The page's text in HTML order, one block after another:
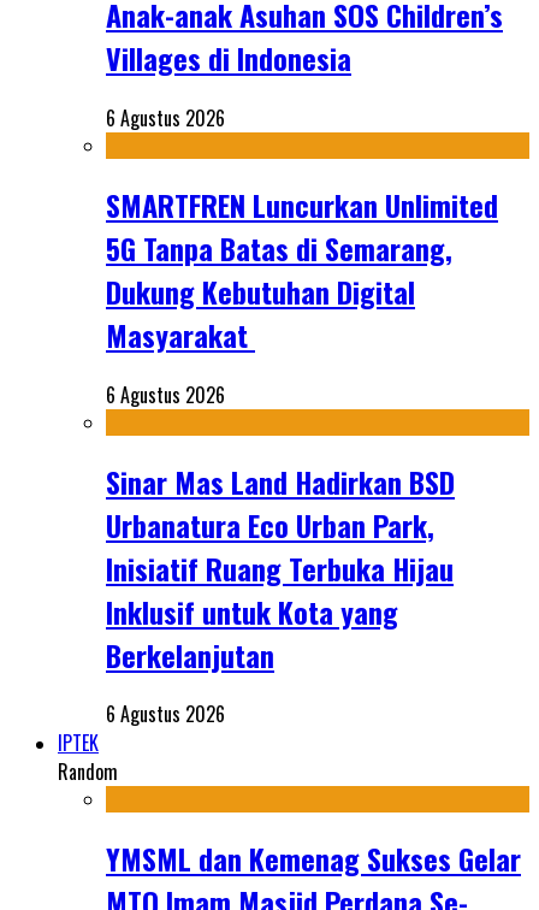
Anak-anak Asuhan SOS Children’s
Villages di Indonesia
6 Agustus 2026
SMARTFREN Luncurkan Unlimited
5G Tanpa Batas di Semarang,
Dukung Kebutuhan Digital
Masyarakat
6 Agustus 2026
Sinar Mas Land Hadirkan BSD
Urbanatura Eco Urban Park,
Inisiatif Ruang Terbuka Hijau
Inklusif untuk Kota yang
Berkelanjutan
6 Agustus 2026
IPTEK
Random
YMSML dan Kemenag Sukses Gelar